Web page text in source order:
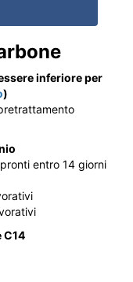
inferiore per
)
entro 14 giorni
C14